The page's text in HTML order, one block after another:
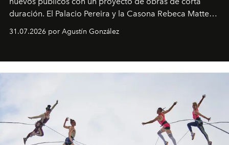
duración. El Palacio Pereira y la Casona Rebeca Matte
miniobras. Sus puestas en escena son limpias; ponen el
31.07.2026 por Agustín González